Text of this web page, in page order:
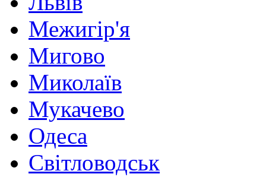
Межигір'я
Мигово
Миколаїв
Мукачево
Одеса
Світловодськ